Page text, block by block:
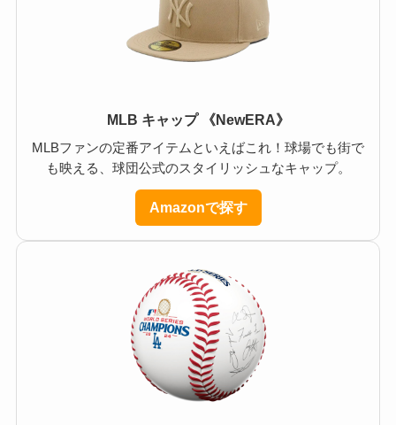
MLB キャップ 《NewERA》
MLBファンの定番アイテムといえばこれ！球場でも街で
も映える、球団公式のスタイリッシュなキャップ。
Amazonで探す